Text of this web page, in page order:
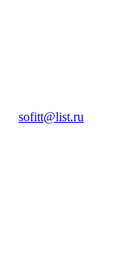
sofitt@list.ru